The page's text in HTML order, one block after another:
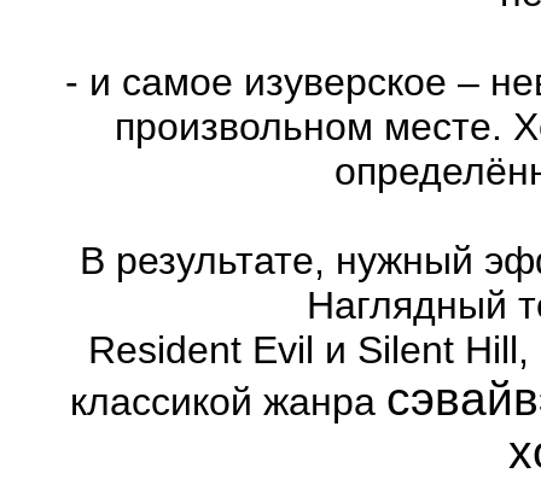
- и самое изуверское –
произвольном месте.
В результате, нужный
Наглядный
Resident Evil и Silent
классикой жанра